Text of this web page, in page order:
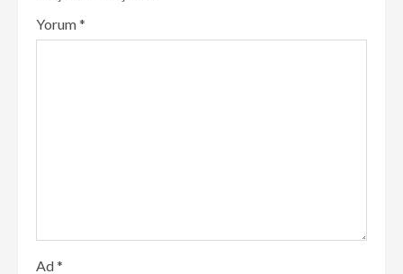
Yorum*
Ad*